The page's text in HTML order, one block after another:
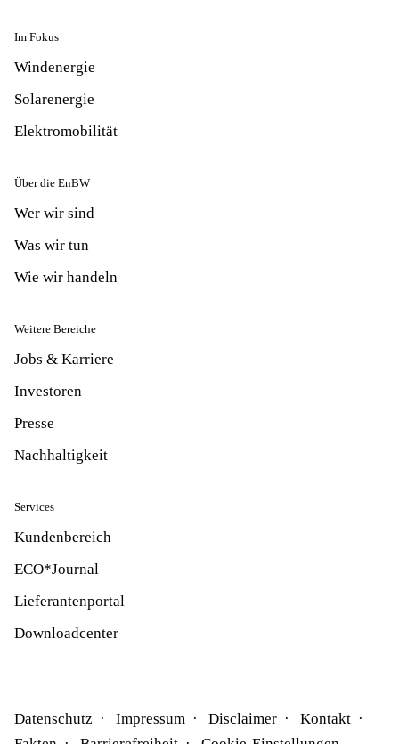
Im Fokus
Windenergie
Solarenergie
Elektromobilität
Über die EnBW
Wer wir sind
Was wir tun
Wie wir handeln
Weitere Bereiche
Jobs & Karriere
Investoren
Presse
Nachhaltigkeit
Services
Kundenbereich
ECO*Journal
Lieferantenportal
Downloadcenter
Datenschutz Impressum Disclaimer
Kontakt